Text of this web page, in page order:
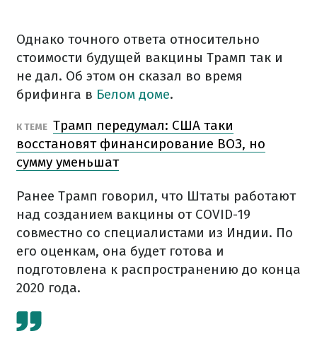
Однако точного ответа относительно
стоимости будущей вакцины Трамп так и
не дал. Об этом он сказал во время
брифинга в Белом доме.
К ТЕМЕ Трамп передумал: США таки
восстановят финансирование ВОЗ, но
сумму уменьшат
Ранее Трамп говорил, что Штаты работают
над созданием вакцины от COVID-19
совместно со специалистами из Индии. По
его оценкам, она будет готова и
подготовлена к распространению до конца
2020 года.